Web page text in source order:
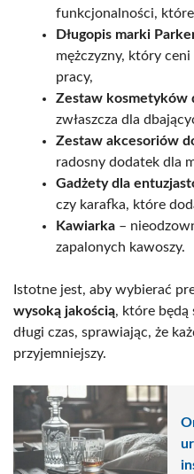
funkcjonalności,
Długopis marki
mężczyzny, który
pracy,
Zestaw kosmetyków
zwłaszcza dla
Zestaw akcesoriów
radosny dodatek dla
Gadżety dla
czy karafka, które
Kawiarka –
zapalonych kawoszy.
Istotne jest, aby wybierać
wysoką jakością, które będą
długi czas, sprawiając, że
przyjemniejszy.